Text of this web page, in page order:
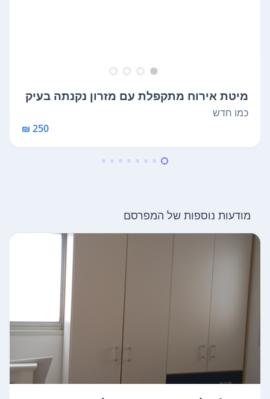
מיטת אירוח מתקפלת עם מזרון נקנתה בעיק
רה ...
כמו חדש
250 ₪
מודעות נוספות של המפרסם